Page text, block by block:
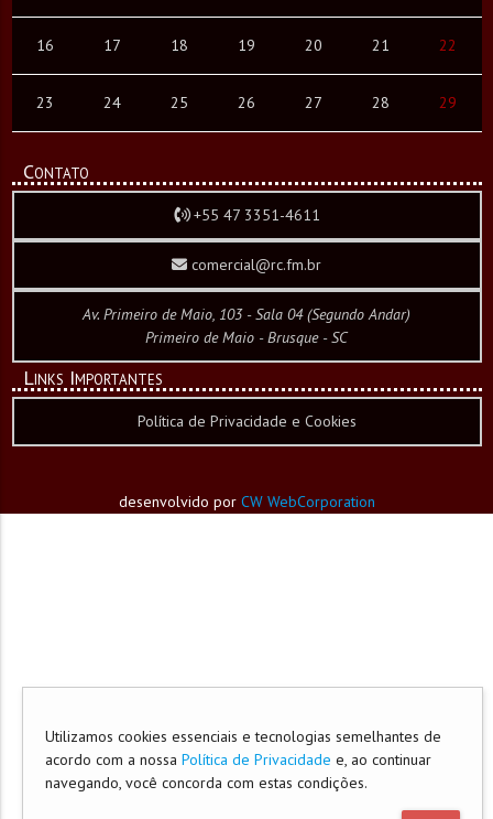
16 17 18 19 20 21 22
23 24 25 26 27 28 29
Contato
+55 47 3351-4611
comercial@rc.fm.br
Av. Primeiro de Maio, 103 - Sala 04 (Segundo Andar)
Primeiro de Maio - Brusque - SC
Links Importantes
Política de Privacidade e Cookies
desenvolvido por CW WebCorporation
Utilizamos cookies essenciais e tecnologias semelhantes de
acordo com a nossa Política de Privacidade e, ao continuar
navegando, você concorda com estas condições.